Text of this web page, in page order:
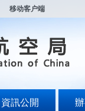
移动客户端
資訊公開